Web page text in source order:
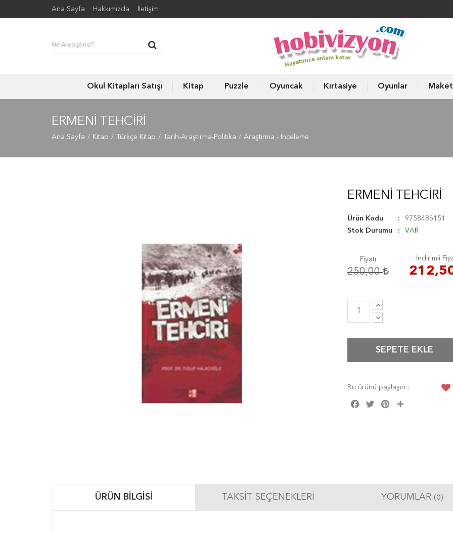
Ana Sayfa Hakkımızda İletişim
Okul Kitapları Satışı Kitap Puzzle Oyuncak Kırtasiye Oyunlar Maket
ERMENI TEHCIRI
Ana Sayfa Kitap Türkçe Kitap Tarih-Araştırma-Politika Araştırma - İnceleme
ERMENI TEHCIRI
Ürün Kodu
9758486151
Stok Durumu
VAR
Fiyatı
250,00
İndirimli
SEPETE EKLE
Bu ürünü paylaşın :
Facebook
Twitter Pinterest
ÜRÜN BILGISI TAKSIT SEÇENEKLERI YORUMLAR (0)